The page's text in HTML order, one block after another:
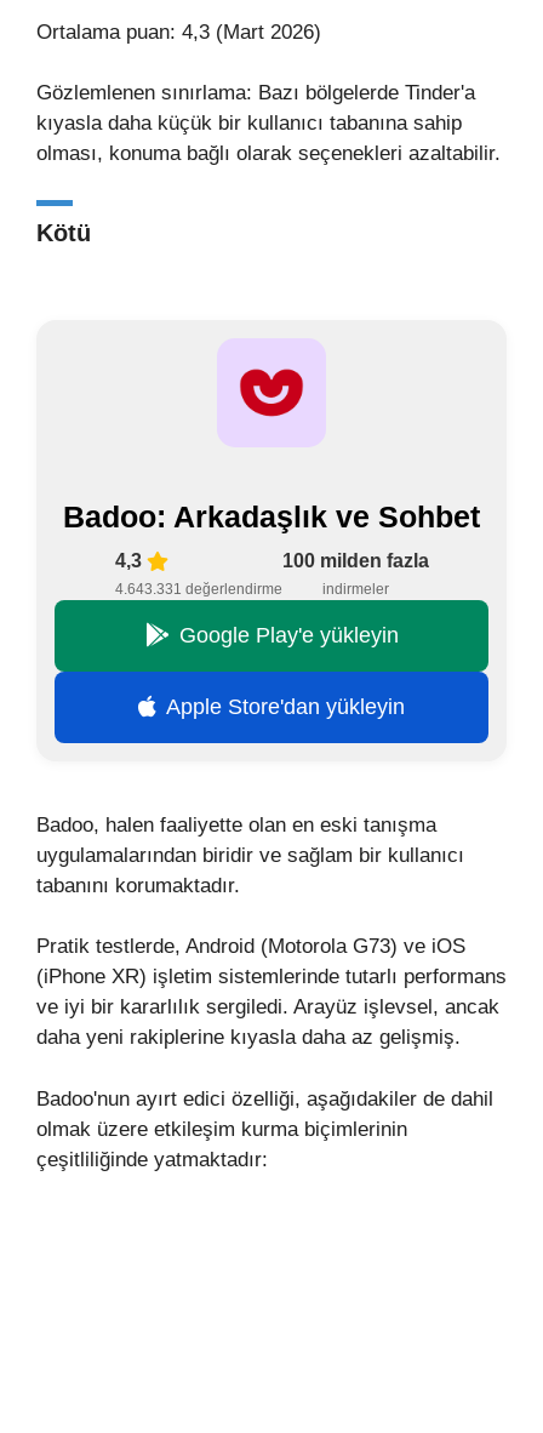
Ortalama puan: 4,3 (Mart 2026)
Gözlemlenen sınırlama: Bazı bölgelerde Tinder'a
kıyasla daha küçük bir kullanıcı tabanına sahip
olması, konuma bağlı olarak seçenekleri azaltabilir.
Kötü
Badoo: Arkadaşlık ve Sohbet
4,3
4.643.331 değerlendirme
100 milden fazla
indirmeler
Google Play'e yükleyin
Apple Store'dan yükleyin
Badoo, halen faaliyette olan en eski tanışma
uygulamalarından biridir ve sağlam bir kullanıcı
tabanını korumaktadır.
Pratik testlerde, Android (Motorola G73) ve iOS
(iPhone XR) işletim sistemlerinde tutarlı performans
ve iyi bir kararlılık sergiledi. Arayüz işlevsel, ancak
daha yeni rakiplerine kıyasla daha az gelişmiş.
Badoo'nun ayırt edici özelliği, aşağıdakiler de dahil
olmak üzere etkileşim kurma biçimlerinin
çeşitliliğinde yatmaktadır: